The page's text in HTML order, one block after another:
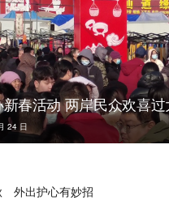
春活动 两岸民众欢喜
24 日
外出护心有妙招